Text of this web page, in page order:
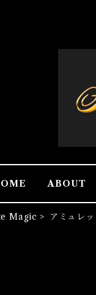
ABOUT
Magic アミュレ